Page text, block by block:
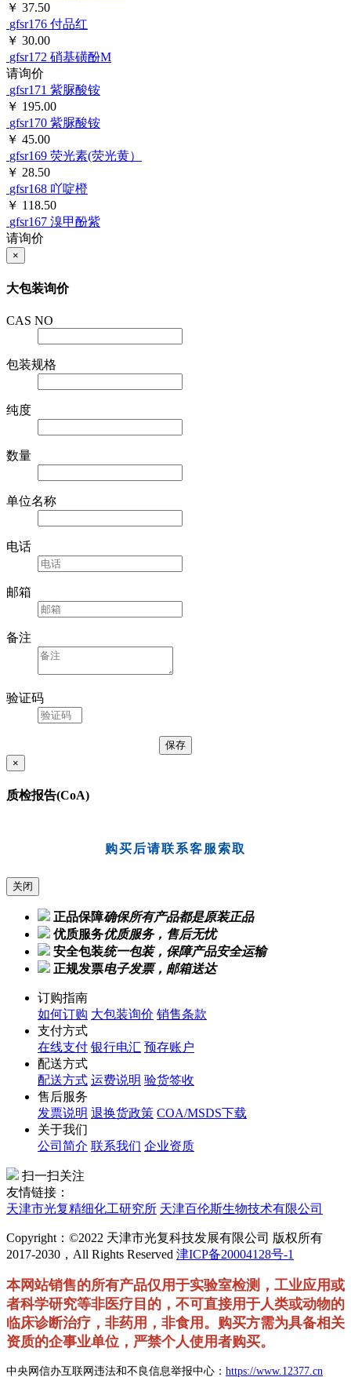
￥ 37.50
gfsr176 付品红
￥ 30.00
gfsr172 硝基磺酚M
请询价
gfsr171 紫脲酸铵
￥ 195.00
gfsr170 紫脲酸铵
￥ 45.00
gfsr169 荧光素(荧光黄）
￥ 28.50
gfsr168 吖啶橙
￥ 118.50
gfsr167 溴甲酚紫
请询价
×
大包装询价
CAS NO
包装规格
纯度
数量
单位名称
电话
邮箱
备注
验证码
×
质检报告(CoA)
购买后请联系客服索取
关闭
正品保障确保所有产品都是原装正品
优质服务优质服务，售后无忧
安全包装统一包装，保障产品安全运输
正规发票电子发票，邮箱送达
订购指南
如何订购 大包装询价 销售条款
支付方式
在线支付 银行电汇 预存账户
配送方式
配送方式 运费说明 验货签收
售后服务
发票说明 退换货政策 COA/MSDS下载
关于我们
公司简介 联系我们 企业资质
扫一扫关注
友情链接：
天津市光复精细化工研究所 天津百伦斯生物技术有限公司
Copyright：©2022 天津市光复科技发展有限公司 版权所有
2017-2030，All Rights Reserved 津ICP备20004128号-1
本网站销售的所有产品仅用于实验室检测，工业应用或
者科学研究等非医疗目的，不可直接用于人类或动物的
临床诊断治疗，非药用，非食用。购买方需为具备相关
资质的企事业单位，严禁个人使用者购买。
中央网信办互联网违法和不良信息举报中心： https://www.12377.cn